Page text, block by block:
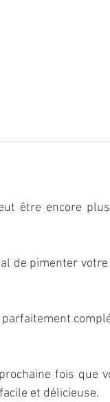
être encore
de pimenter
fois que
et délicieuse.